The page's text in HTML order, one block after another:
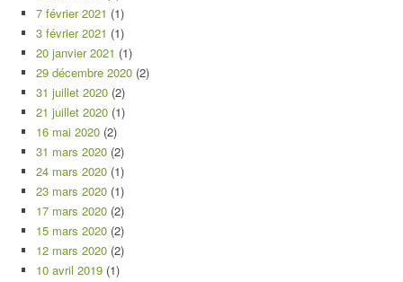
7 février 2021 (1)
3 février 2021 (1)
20 janvier 2021 (1)
29 décembre 2020 (2)
31 juillet 2020 (2)
21 juillet 2020 (1)
16 mai 2020 (2)
31 mars 2020 (2)
24 mars 2020 (1)
23 mars 2020 (1)
17 mars 2020 (2)
15 mars 2020 (2)
12 mars 2020 (2)
10 avril 2019 (1)